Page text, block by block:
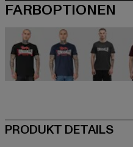
FARBOPTIONEN
PRODUKT DETAILS